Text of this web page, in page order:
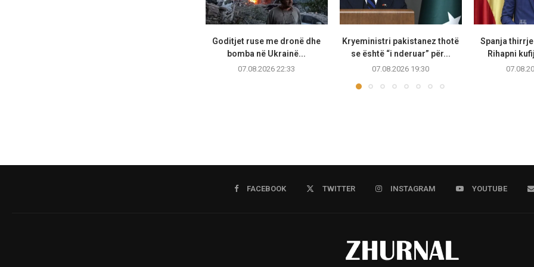
Goditjet ruse me dronë dhe
bomba në Ukrainë...
07.08.2026 22:33
Kryeministri pakistanez thotë
se është “i nderuar” për...
07.08.2026 19:30
Spanja
Rihapni
FACEBOOK TWITTER INSTAGRAM YOUTUBE